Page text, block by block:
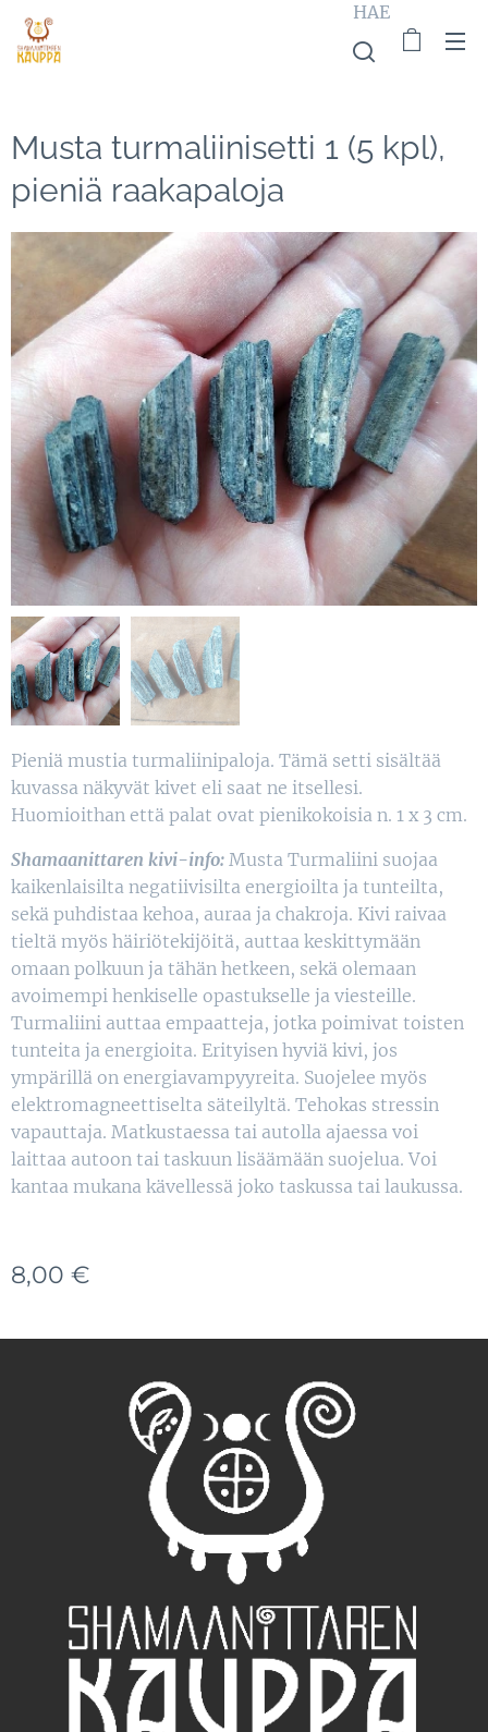
HAE
Musta turmaliinisetti 1 (5 kpl),
pieniä raakapaloja
Pieniä mustia turmaliinipaloja. Tämä setti sisältää
kuvassa näkyvät kivet eli saat ne itsellesi.
Huomioithan että palat ovat pienikokoisia n. 1 x 3 cm.
Shamaanittaren kivi-info: Musta Turmaliini suojaa
kaikenlaisilta negatiivisilta energioilta ja tunteilta,
sekä puhdistaa kehoa, auraa ja chakroja. Kivi raivaa
tieltä myös häiriötekijöitä, auttaa keskittymään
omaan polkuun ja tähän hetkeen, sekä olemaan
avoimempi henkiselle opastukselle ja viesteille.
Turmaliini auttaa empaatteja, jotka poimivat toisten
tunteita ja energioita. Erityisen hyviä kivi, jos
ympärillä on energiavampyyreita. Suojelee myös
elektromagneettiselta säteilyltä. Tehokas stressin
vapauttaja. Matkustaessa tai autolla ajaessa voi
laittaa autoon tai taskuun lisäämään suojelua. Voi
kantaa mukana kävellessä joko taskussa tai laukussa.
8,00 €